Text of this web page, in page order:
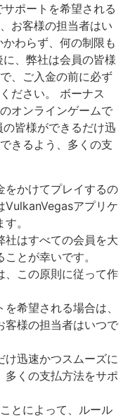
ポートを希望される
お客様の担当者はい
わらず、何の制限も
、弊社は会員の皆様
、ご入金の前に必ず
ださい。 ボーナス
オンラインゲームで
皆様ができるだけ迅
きるよう、多くの支
をかけてプレイするの
VulkanVegasアプリケ
。
社はすべての会員を大
とが幸いです。
、この原則に従って作
希望される場合は、
客様の担当者はいつで
け迅速かつスムーズに
多くの支払方法をサポ
とによって、ルール